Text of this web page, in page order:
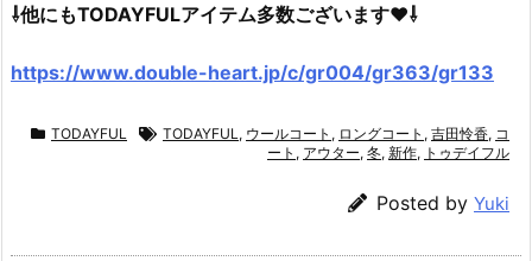
⇩他にもTODAYFULアイテム多数ございます♥⇩
https://www.double-heart.jp/c/gr004/gr363/gr133
TODAYFUL TODAYFUL , ウールコート , ロングコート , 吉田怜香, コ
ート , アウター, 冬, 新作, トゥデイフル
Posted by Yuki